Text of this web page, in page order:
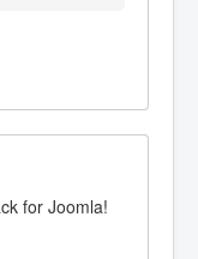
for Joomla!